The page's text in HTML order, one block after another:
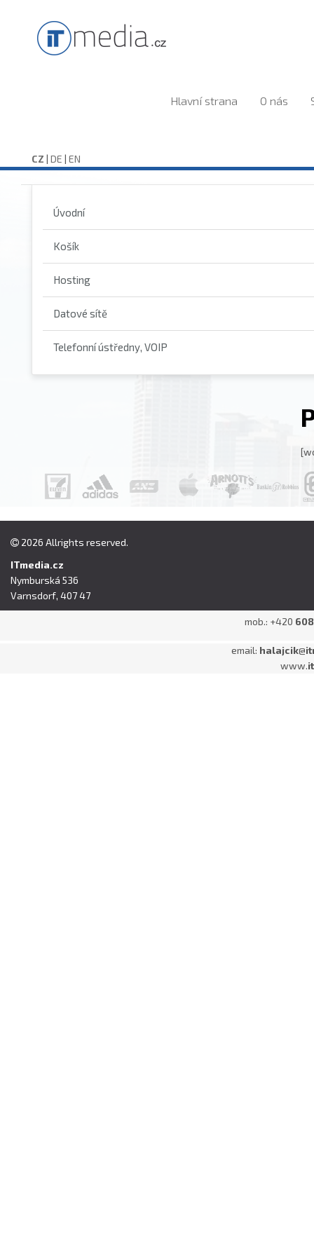
Hlavní strana O nás
CZ | DE | EN
Úvodní
Košík
Hosting
Datové sítě
Telefonní ústředny, VOIP
2026 Allrights reserved.
ITmedia.cz
Nymburská 536
Varnsdorf, 407 47
mob.: +420
email: halajcik@
www.